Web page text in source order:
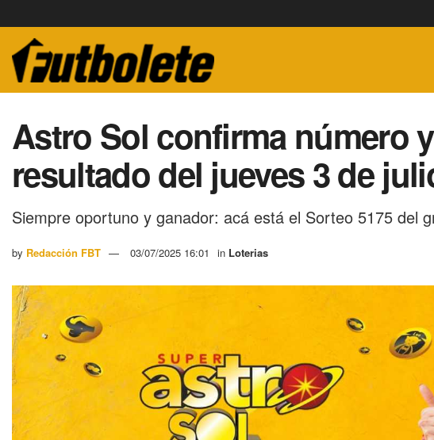
Astro Sol confirma número
resultado del jueves 3 de
Siempre oportuno y ganador: acá está el Sorteo 5175 del
by Redacción FBT 03/07/2025 16:01 in Loterias